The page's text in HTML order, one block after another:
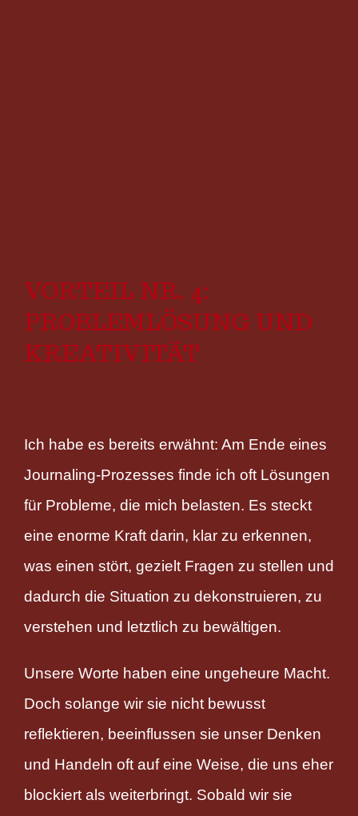
VORTEIL NR. 4:
PROBLEMLÖSUNG UND
KREATIVITÄT
Ich habe es bereits erwähnt: Am Ende eines
Journaling-Prozesses finde ich oft Lösungen
für Probleme, die mich belasten. Es steckt
eine enorme Kraft darin, klar zu erkennen,
was einen stört, gezielt Fragen zu stellen und
dadurch die Situation zu dekonstruieren, zu
verstehen und letztlich zu bewältigen.
Unsere Worte haben eine ungeheure Macht.
Doch solange wir sie nicht bewusst
reflektieren, beeinflussen sie unser Denken
und Handeln oft auf eine Weise, die uns eher
blockiert als weiterbringt. Sobald wir sie